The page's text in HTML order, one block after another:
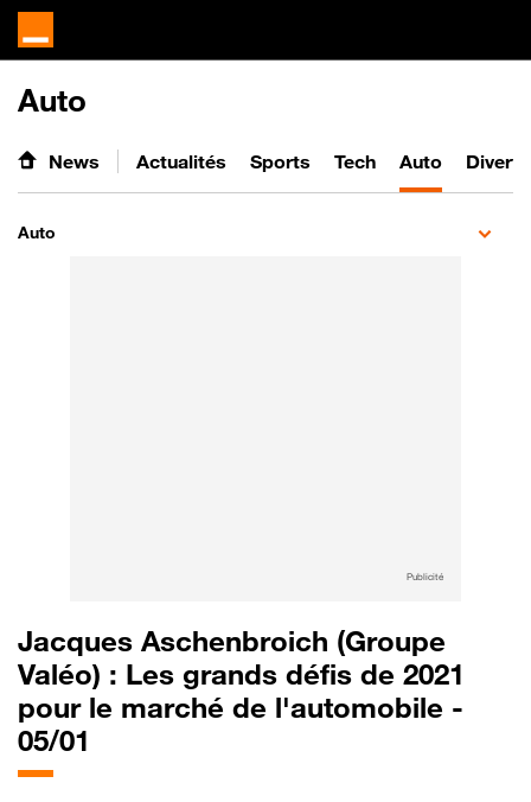
Auto
News Actualités Sports Tech Auto
Auto
Publicité
Jacques Aschenbroich (Groupe
Valéo) : Les grands défis de 2021
pour le marché de l'automobile -
05/01